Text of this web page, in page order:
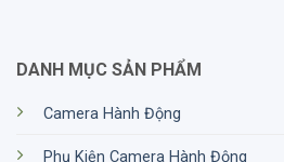
DANH MỤC SẢN PHẨM
Camera Hành Động
Phụ Kiện Camera Hành Động